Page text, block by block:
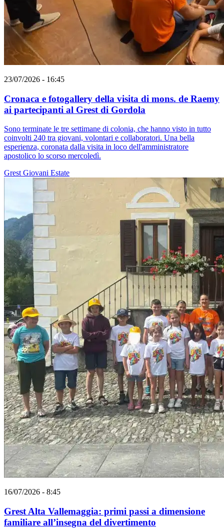
23/07/2026 - 16:45
Cronaca e fotogallery della visita di mons. de Raemy
ai partecipanti al Grest di Gordola
Sono terminate le tre settimane di colonia, che hanno visto in tutto
coinvolti 240 tra giovani, volontari e collaboratori. Una bella
esperienza, coronata dalla visita in loco dell'amministratore
apostolico lo scorso mercoledì.
Grest Giovani Estate
16/07/2026 - 8:45
Grest Alta Vallemaggia: primi passi a dimensione
familiare all’insegna del divertimento